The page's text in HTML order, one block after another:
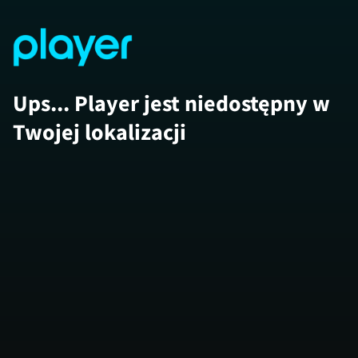
Ups... Player jest niedostępny w
Twojej lokalizacji